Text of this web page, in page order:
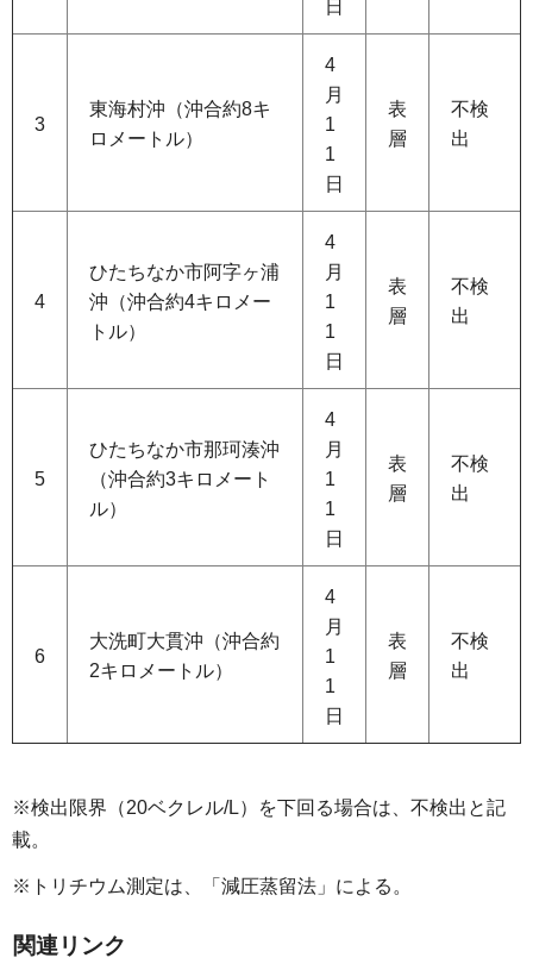
日
3
東海村沖（沖合約8キ
ロメートル）
4
月
1
1
日
表
層
不検
出
4
ひたちなか市阿字ヶ浦
沖（沖合約4キロメー
トル）
4
月
1
1
日
表
層
不検
出
5
ひたちなか市那珂湊沖
（沖合約3キロメート
ル）
4
月
1
1
日
表
層
不検
出
6
大洗町大貫沖（沖合約
2キロメートル）
4
月
1
1
日
表
層
不検
出
※検出限界（20ベクレル/L）を下回る場合は、不検出と記
載。
※トリチウム測定は、「減圧蒸留法」による。
関連リンク